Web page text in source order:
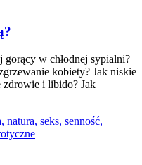
gorący w chłodnej sypialni?
kobiety? Jak niskie
zdrowie i libido? Jak
natura, seks, senność,